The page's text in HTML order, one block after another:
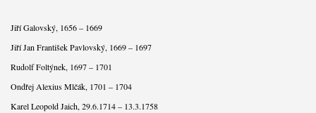
Jiří Galovský, 1656 – 1669
Jiří Jan František Pavlovský, 1669 – 1697
Rudolf Foltýnek, 1697 – 1701
Ondřej Alexius Mlčák, 1701 – 1704
Karel Leopold Jaich, 29.6.1714 – 13.3.1758